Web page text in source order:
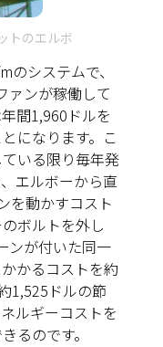
トのエルボ
システムで、
ァンが稼働して
間1,960ドルを
になります。こ
いる限り毎年発
エルボーから直
を動かすコスト
ボルトを外し
ンが付いた同一
かるコストを約
1,525ドルの節
ルギーコストを
るのです。